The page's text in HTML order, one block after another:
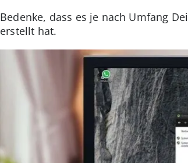
Bedenke, dass es je nach Umfang
erstellt hat.